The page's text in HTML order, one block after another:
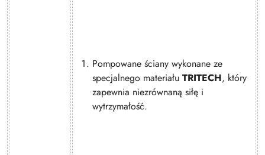
Pompowane ściany wykonane ze
specjalnego materiałuTRITECH, który
zapewnia niezrównaną siłę i
wytrzymałość.